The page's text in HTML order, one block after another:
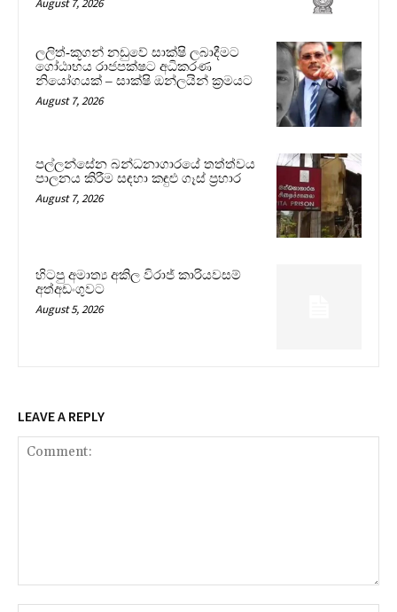
August 7, 2026
ලලිත්-කූගන් නඩුවේ සාක්ෂි ලබාදීමට
ගෝඨාභය රාජපක්ෂට අධිකරණ
නියෝගයක් – සාක්ෂි ඔන්ලයින් ක්‍රමයට
August 7, 2026
පල්ලන්සේන බන්ධනාගාරයේ තත්ත්වය
පාලනය කිරීම සඳහා කඳුළු ගෑස් ප්‍රහාර
August 7, 2026
හිටපු අමාත්‍ය අකිල විරාජ් කාරියවසම්
අත්අඩංගුවට
August 5, 2026
LEAVE A REPLY